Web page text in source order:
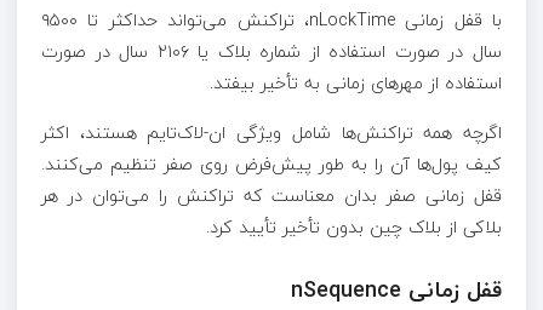
با قفل زمانی nLockTime، تراکنش می‌تواند حداکثر تا ۹۵۰۰
سال در صورت استفاده از شماره بلاک یا ۲۱۰۶ سال در صورت
استفاده از مهرهای زمانی به تأخیر بیفتد.
اگرچه همه تراکنش‌ها شامل ویژگی ان-لاک‌تایم هستند، اکثر
کیف پول‌ها آن را به طور پیش‌فرض روی صفر تنظیم می‌کنند.
قفل زمانی صفر بدان معناست که تراکنش را می‌توان در هر
بلاکی از بلاک چین بدون تأخیر تأیید کرد.
قفل زمانی nSequence